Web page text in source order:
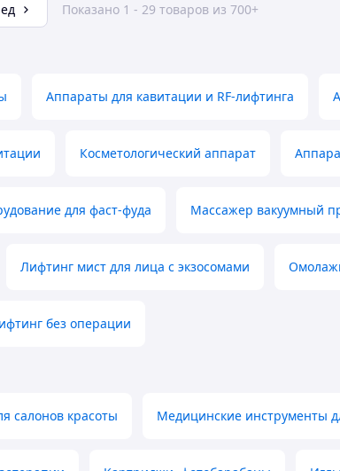
Показано 1 - 29 товаров из 700+
Аппараты для кавитации и RF-лифтинга
Косметологический аппарат
для фаст-фуда Массажер вакуумный
Лифтинг мист для лица с экзосомами
без операции
салонов красоты Медицинские инструменты